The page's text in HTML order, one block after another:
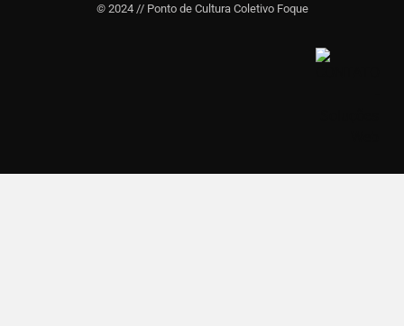
© 2024 // Ponto de Cultura Coletivo Foque